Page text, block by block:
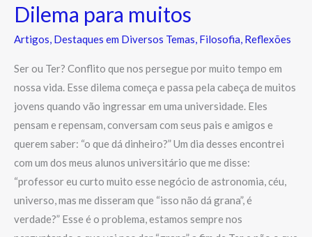
Dilema para muitos
Artigos Destaques em Diversos Temas Filosofia Reflexões
Ser ou Ter? Conflito que nos persegue por muito tempo em
nossa vida. Esse dilema começa e passa pela cabeça de muitos
jovens quando vão ingressar em uma universidade. Eles
pensam e repensam, conversam com seus pais e amigos e
querem saber: “o que dá dinheiro?” Um dia desses encontrei
com um dos meus alunos universitário que me disse:
“professor eu curto muito esse negócio de astronomia, céu,
universo, mas me disseram que “isso não dá grana”, é
verdade?” Esse é o problema, estamos sempre nos